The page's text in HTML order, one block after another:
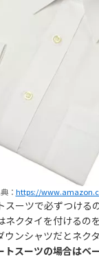
： https://
スーツで必ずつける
ネクタイを付けるの
ウンシャツだとネク
トスーツの場合はベ